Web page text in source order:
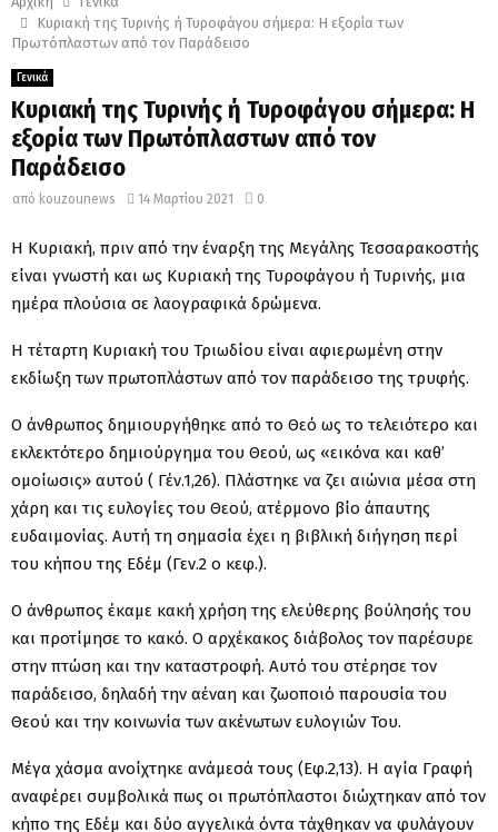
Κυριακή της Τυρινής ή Τυροφάγου σήμερα: Η εξορία των
Πρωτόπλαστων από τον Παράδεισο
Γενικά
Κυριακή της Τυρινής ή Τυροφάγου σήμερα: Η
εξορία των Πρωτόπλαστων από τον
Παράδεισο
από kouzounews 14 Μαρτίου 2021 0
Η Κυριακή, πριν από την έναρξη της Μεγάλης Τεσσαρακοστής
είναι γνωστή και ως Κυριακή της Τυροφάγου ή Τυρινής, μια
ημέρα πλούσια σε λαογραφικά δρώμενα.
Η τέταρτη Κυριακή του Τριωδίου είναι αφιερωμένη στην
εκδίωξη των πρωτοπλάστων από τον παράδεισο της τρυφής.
Ο άνθρωπος δημιουργήθηκε από το Θεό ως το τελειότερο και
εκλεκτότερο δημιούργημα του Θεού, ως «εικόνα και καθ’
ομοίωσις» αυτού ( Γέν.1,26). Πλάστηκε να ζει αιώνια μέσα στη
χάρη και τις ευλογίες του Θεού, ατέρμονο βίο άπαυτης
ευδαιμονίας. Αυτή τη σημασία έχει η βιβλική διήγηση περί
του κήπου της Εδέμ (Γεν.2 ο κεφ.).
Ο άνθρωπος έκαμε κακή χρήση της ελεύθερης βούλησής του
και προτίμησε το κακό. Ο αρχέκακος διάβολος τον παρέσυρε
στην πτώση και την καταστροφή. Αυτό του στέρησε τον
παράδεισο, δηλαδή την αέναη και ζωοποιό παρουσία του
Θεού και την κοινωνία των ακένωτων ευλογιών Του.
Μέγα χάσμα ανοίχτηκε ανάμεσά τους (Εφ.2,13). Η αγία Γραφή
αναφέρει συμβολικά πως οι πρωτόπλαστοι διώχτηκαν από τον
κήπο της Εδέμ και δύο αγγελικά όντα τάχθηκαν να φυλάγουν